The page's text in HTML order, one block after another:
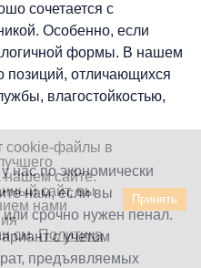
сочетается с
Особенно, если
формы. В нашем
позиций, отличающихся
влагостойкостью,
нас по экономически
нам, если вы
срочно нужен пенал.
с учетом
предъявляемых
cookie-файлы в
нашем сайте.
сайт, вы
нами
см.Политика
Принять